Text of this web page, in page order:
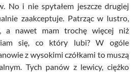
No i nie spytałem jeszcze drugiej
zaakceptuje. Patrząc w lustro,
a nawet mam trochę więcej niż
się, co który lubi? W ogóle
z wysokimi czółkami to muszą
Tych panów z lewicy, ciężko